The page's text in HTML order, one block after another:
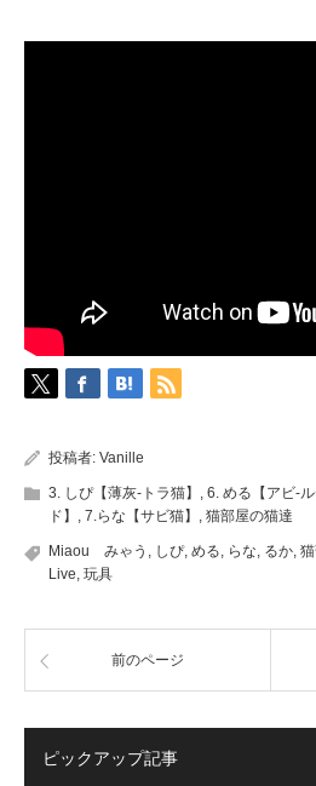
投稿者: Vanille
3. しぴ【薄灰-トラ猫】 6. める【アビ-ル
ド】
7.らな【サビ猫】 猫部屋の猫達
Miaou みゃう しぴ, める らな るか
Live 玩具
前のページ
ピックアップ記事